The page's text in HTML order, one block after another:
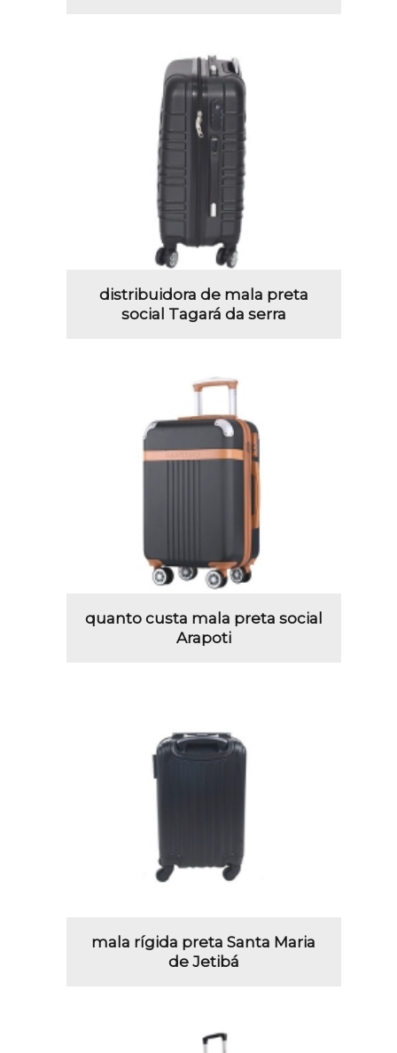
distribuidora de mala preta
social Tagará da serra
quanto custa mala preta social
Arapoti
mala rígida preta Santa Maria
de Jetibá